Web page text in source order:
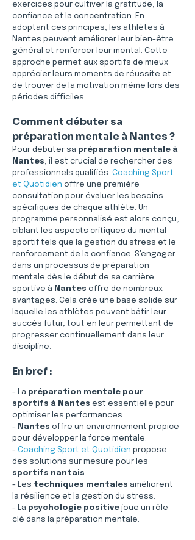
exercices pour cultiver la gratitude, la
confiance et la concentration. En
adoptant ces principes, les athlètes à
Nantes peuvent améliorer leur bien-être
général et renforcer leur mental. Cette
approche permet aux sportifs de mieux
apprécier leurs moments de réussite et
de trouver de la motivation même lors des
périodes difficiles.
Comment débuter sa
préparation mentale à Nantes ?
Pour débuter sa préparation mentale à
Nantes, il est crucial de rechercher des
professionnels qualifiés. Coaching Sport
et Quotidien offre une première
consultation pour évaluer les besoins
spécifiques de chaque athlète. Un
programme personnalisé est alors conçu,
ciblant les aspects critiques du mental
sportif tels que la gestion du stress et le
renforcement de la confiance. S'engager
dans un processus de préparation
mentale dès le début de sa carrière
sportive à Nantes offre de nombreux
avantages. Cela crée une base solide sur
laquelle les athlètes peuvent bâtir leur
succès futur, tout en leur permettant de
progresser continuellement dans leur
discipline.
En bref :
- La préparation mentale pour
sportifs à Nantes est essentielle pour
optimiser les performances.
- Nantes offre un environnement propice
pour développer la force mentale.
- Coaching Sport et Quotidien propose
des solutions sur mesure pour les
sportifs nantais.
- Les techniques mentales améliorent
la résilience et la gestion du stress.
- La psychologie positive joue un rôle
clé dans la préparation mentale.